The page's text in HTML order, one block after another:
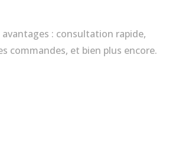
: consultation rapide,
commandes, et bien plus encore.